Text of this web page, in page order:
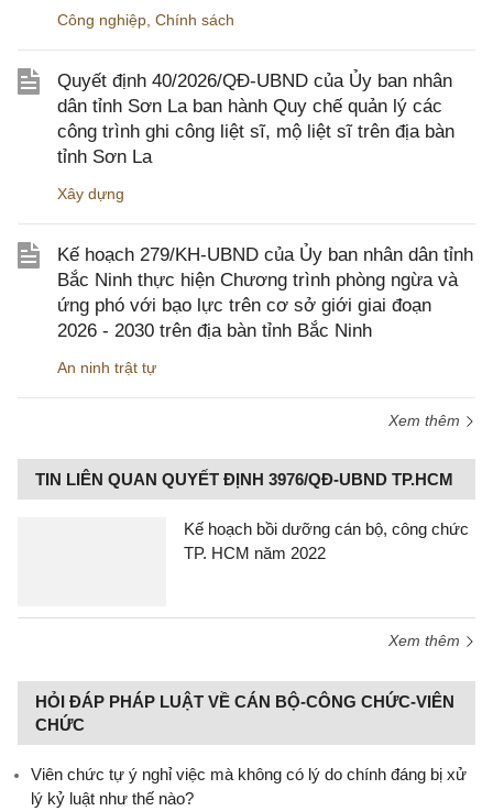
Công nghiệp Chính sách
Quyết định 40/2026/QĐ-UBND của Ủy ban nhân
dân tỉnh Sơn La ban hành Quy chế quản lý các
công trình ghi công liệt sĩ, mộ liệt sĩ trên địa bàn
tỉnh Sơn La
Xây dựng
Kế hoạch 279/KH-UBND của Ủy ban nhân dân tỉnh
Bắc Ninh thực hiện Chương trình phòng ngừa và
ứng phó với bạo lực trên cơ sở giới giai đoạn
2026 - 2030 trên địa bàn tỉnh Bắc Ninh
An ninh trật tự
Xem thêm
TIN LIÊN QUAN QUYẾT ĐỊNH 3976/QĐ-UBND TP.HCM
Kế hoạch bồi dưỡng cán bộ, công chức
TP. HCM năm 2022
Xem thêm
HỎI ĐÁP PHÁP LUẬT VỀ CÁN BỘ-CÔNG CHỨC-VIÊN
CHỨC
Viên chức tự ý nghỉ việc mà không có lý do chính đáng bị xử
lý kỷ luật như thế nào?